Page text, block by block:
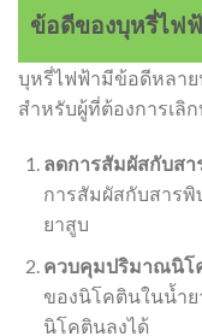
ข้อดีของบุหรี่ไฟ
บุหรี่ไฟฟ้ามีข้อดีหลาย
สำหรับผู้ที่ต้องการเลิ
ลดการสัมผัสกับสา
การสัมผัสกับสารพิ
ยาสูบ
ควบคุมปริมาณนิโ
ของนิโคตินในน้ำ
นิโคตินลงได้